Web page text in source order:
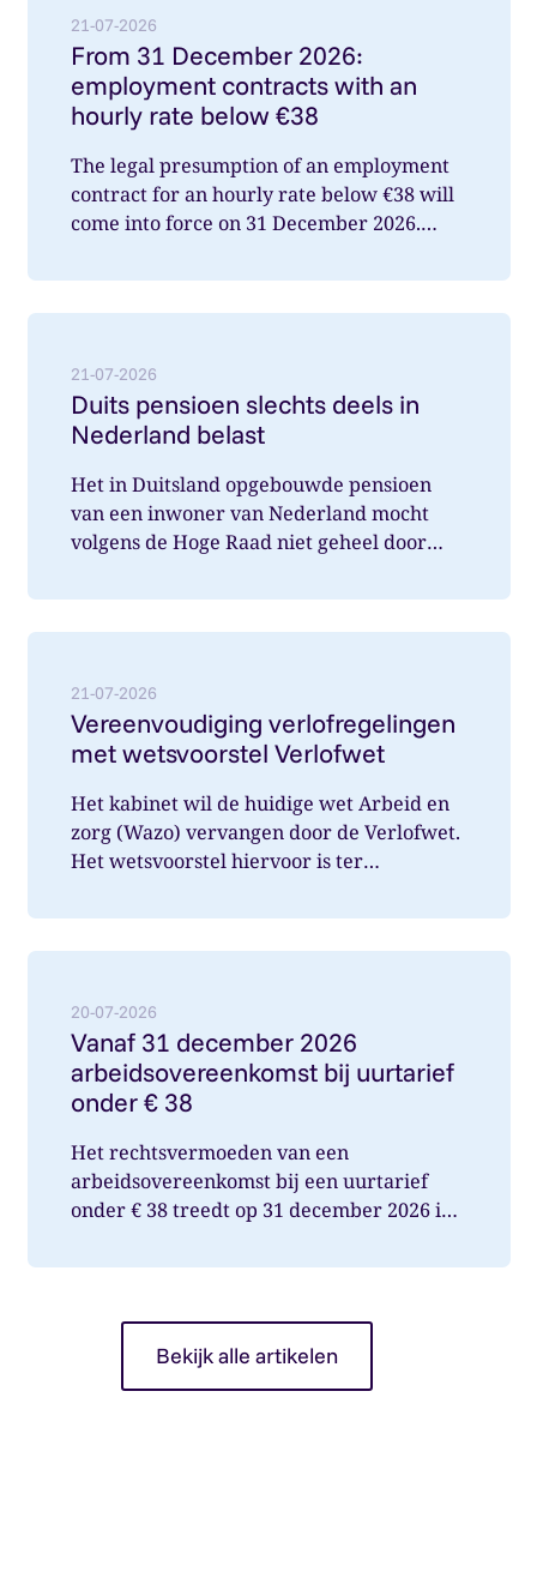
21-07-2026
From 31 December 2026:
employment contracts with an
hourly rate below €38
The legal presumption of an employment
contract for an hourly rate below €38 will
come into force on 31 December 2026.
21-07-2026
Duits pensioen slechts deels in
Nederland belast
Het in Duitsland opgebouwde pensioen
van een inwoner van Nederland mocht
volgens de Hoge Raad niet geheel door
21-07-2026
Vereenvoudiging verlofregelingen
met wetsvoorstel Verlofwet
Het kabinet wil de huidige wet Arbeid en
zorg (Wazo) vervangen door de Verlofwet.
Het wetsvoorstel hiervoor is ter
20-07-2026
Vanaf 31 december 2026
arbeidsovereenkomst bij uurtarief
onder € 38
Het rechtsvermoeden van een
arbeidsovereenkomst bij een uurtarief
onder € 38 treedt op 31 december 2026 in
Bekijk alle artikelen